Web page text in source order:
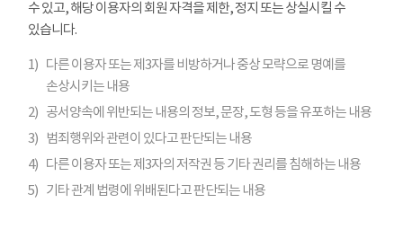
수 있고, 해당 이용자의 회원 자격을 제한, 정지 또는 상실시킬 수
있습니다.
1) 다른 이용자 또는 제3자를 비방하거나 중상 모략으로 명예를
손상시키는 내용
2) 공서양속에 위반되는 내용의 정보, 문장, 도형 등을 유포하는 내용
3)
범죄행위와 관련이 있다고 판단되는 내용
4) 다른 이용자 또는 제3자의 저작권 등 기타 권리를 침해하는 내용
5) 기타 관계 법령에 위배된다고 판단되는 내용